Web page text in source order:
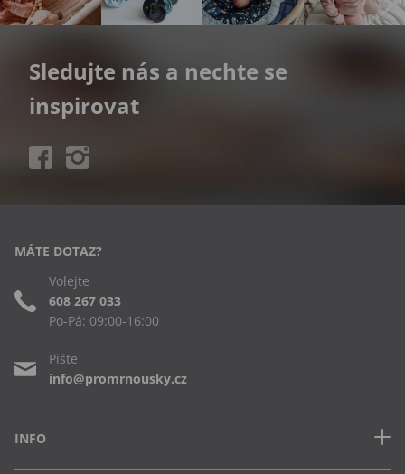
Sledujte nás a nechte se
inspirovat
INFO
MÁTE DOTAZ?
Volejte
608 267 033
Po-Pá: 09:00-16:00
Pište
info@promrnousky.cz